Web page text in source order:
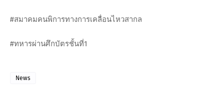
#สมาคมคนพิการทางการเคลื่อนไหวสากล
#ทหารผ่านศึกบัตรชั้นที่1
News